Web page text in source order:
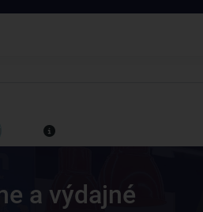
a výdajné